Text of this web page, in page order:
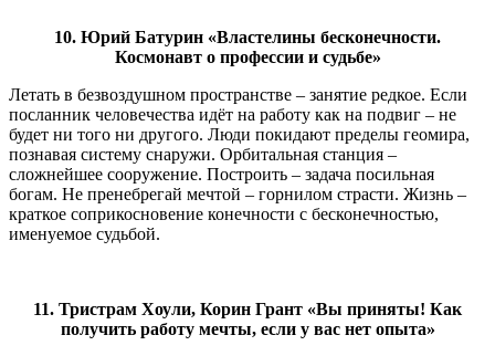
10. Юрий Батурин «Властелины бесконечности.
Космонавт о профессии и судьбе»
Летать в безвоздушном пространстве – занятие редкое. Если
посланник человечества идёт на работу как на подвиг – не
будет ни того ни другого. Люди покидают пределы геомира,
познавая систему снаружи. Орбитальная станция –
сложнейшее сооружение. Построить – задача посильная
богам. Не пренебрегай мечтой – горнилом страсти. Жизнь –
краткое соприкосновение конечности с бесконечностью,
именуемое судьбой.
11. Тристрам Хоули, Корин Грант «Вы приняты! Как
получить работу мечты, если у вас нет опыта»